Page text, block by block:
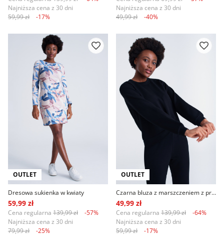
Najniższa cena z 30 dni
59,99 zł
-17%
Najniższa cena z 30 dni
49,99 zł
-40%
OUTLET
Dresowa sukienka w kwiaty
59,99 zł
Cena regularna 139,99 zł
-57%
Najniższa cena z 30 dni
79,99 zł
-25%
OUTLET
Czarna bluza z marszczeniem z przodu
49,99 zł
Cena regularna 139,99 zł
-64%
Najniższa cena z 30 dni
59,99 zł
-17%